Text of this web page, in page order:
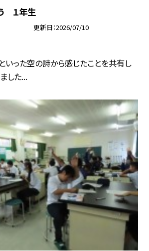
１年生
更新日 2026/07/10
といった空の詩から感じたことを共有し
した...